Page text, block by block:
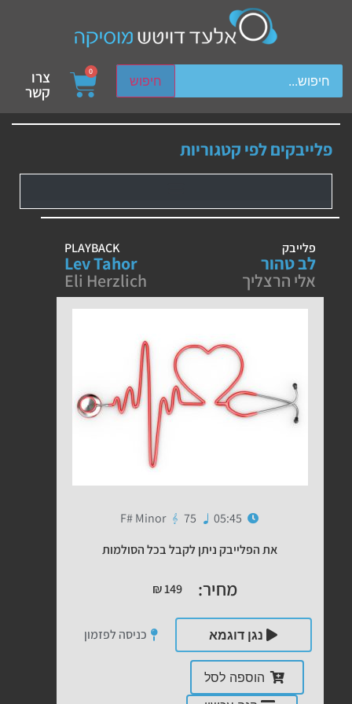
חיפוש
device users, explore by touch or with swipe gestures.
0 צרו
קשר
פלייבקים לפי קטגוריות
פלייבק
לב טהור
אלי הרצליך
PLAYBACK
Lev Tahor
Eli Herzlich
05:45
75
F# Minor
את הפלייבק ניתן לקבל בכל הסולמות
מחיר: ₪149
נגן דוגמא כניסה לפזמון
הוספה לסל